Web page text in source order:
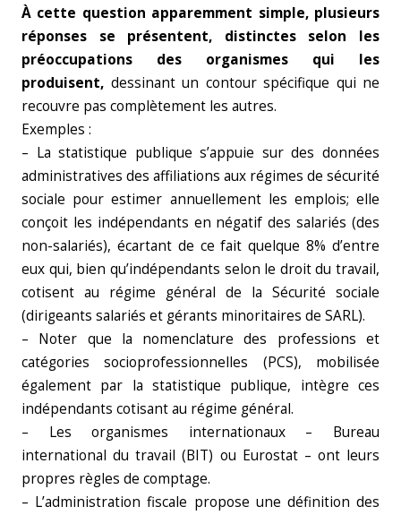
À cette question apparemment simple, plusieurs
réponses se présentent, distinctes selon les
préoccupations des organismes qui les
produisent, dessinant un contour spécifique qui ne
recouvre pas complètement les autres.
Exemples :
– La statistique publique s’appuie sur des données
administratives des affiliations aux régimes de sécurité
sociale pour estimer annuellement les emplois; elle
conçoit les indépendants en négatif des salariés (des
non-salariés), écartant de ce fait quelque 8% d’entre
eux qui, bien qu’indépendants selon le droit du travail,
cotisent au régime général de la Sécurité sociale
(dirigeants salariés et gérants minoritaires de SARL).
– Noter que la nomenclature des professions et
catégories socioprofessionnelles (PCS), mobilisée
également par la statistique publique, intègre ces
indépendants cotisant au régime général.
– Les organismes internationaux – Bureau
international du travail (BIT) ou Eurostat – ont leurs
propres règles de comptage.
– L’administration fiscale propose une définition des